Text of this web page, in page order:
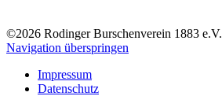
©2026 Rodinger Burschenverein 1883 e.V.
Navigation überspringen
Impressum
Datenschutz